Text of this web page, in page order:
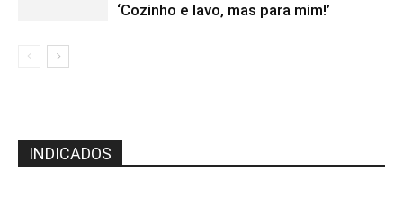
‘Cozinho e lavo, mas para mim!’
INDICADOS